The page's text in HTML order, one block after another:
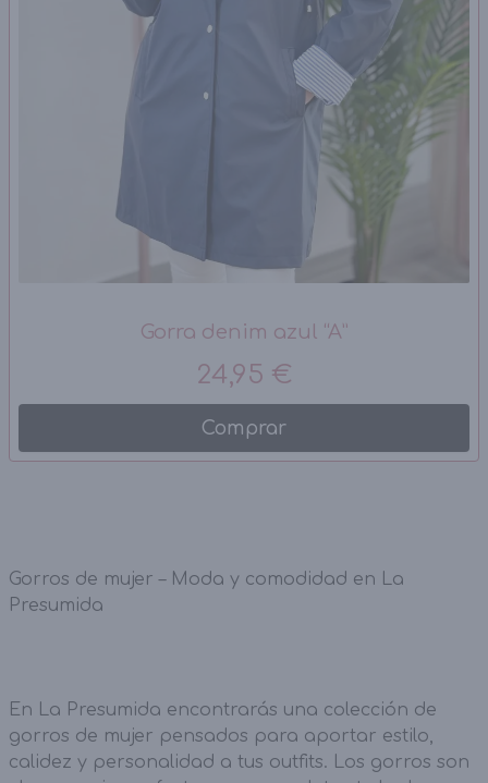
Gorra denim azul “A”
24,95 €
Comprar
Gorros de mujer – Moda y comodidad en La
Presumida
En La Presumida encontrarás una colección de
gorros de mujer pensados para aportar estilo,
calidez y personalidad a tus outfits. Los gorros son